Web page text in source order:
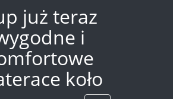
już teraz
i
koło